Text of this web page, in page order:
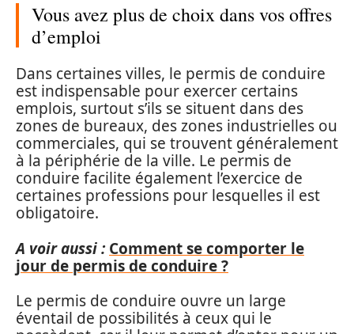
Vous avez plus de choix dans vos offres
d’emploi
Dans certaines villes, le permis de conduire
est indispensable pour exercer certains
emplois, surtout s’ils se situent dans des
zones de bureaux, des zones industrielles ou
commerciales, qui se trouvent généralement
à la périphérie de la ville. Le permis de
conduire facilite également l’exercice de
certaines professions pour lesquelles il est
obligatoire.
A voir aussi : Comment se comporter le
jour de permis de conduire ?
Le permis de conduire ouvre un large
éventail de possibilités à ceux qui le